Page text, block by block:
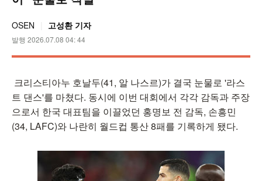
OSEN 고성환 기자
발행 2026.07.08 04: 44
크리스티아누 호날두(41, 알 나스르)가 결국 눈물로 '라스
트 댄스'를 마쳤다. 동시에 이번 대회에서 각각 감독과 주장
으로서 한국 대표팀을 이끌었던 홍명보 전 감독, 손흥민
(34, LAFC)와 나란히 월드컵 통산 8패를 기록하게 됐다.